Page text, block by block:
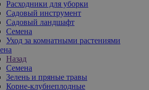
Расходники для уборки
Садовый инструмент
Садовый ландшафт
Семена
Уход за комнатными растениями
Назад
Семена
Зелень и пряные травы
Корне-клубнеплодные